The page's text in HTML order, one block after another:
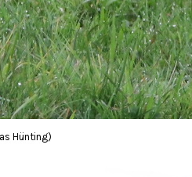
Hünting)